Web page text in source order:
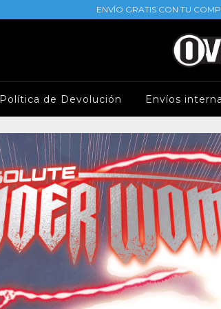
ENVÍO GRATIS CON TU
Política de Devolución Envíos